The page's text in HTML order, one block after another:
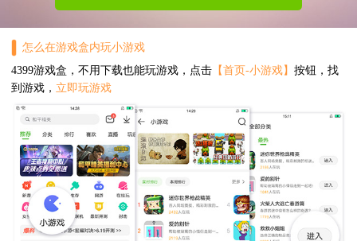
怎么在游戏盒内玩小游戏
4399游戏盒，不用下载也能玩游戏，点击【首页-小游戏】 按钮，找
到游戏， 立即玩游戏